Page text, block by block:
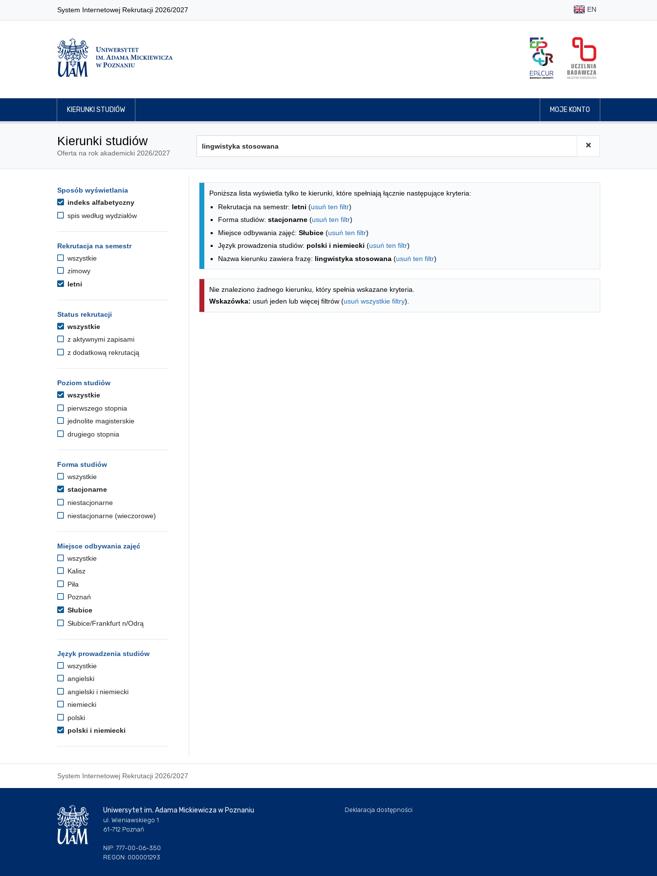
System Internetowej Rekrutacji 2026/2027 EN
KIERUNKI STUDIÓW MOJE KONTO
Kierunki studiów
Oferta na rok akademicki 2026/2027
Opcje filtrowania kierunków studiów
Przejdź do listy kierunków
Sposób wyświetlania
indeks alfabetyczny
spis według wydziałów
Rekrutacja na semestr
wszystkie
zimowy
letni
Status rekrutacji
wszystkie
z aktywnymi zapisami
z dodatkową rekrutacją
Poziom studiów
wszystkie
pierwszego stopnia
jednolite magisterskie
drugiego stopnia
Forma studiów
wszystkie
stacjonarne
niestacjonarne
niestacjonarne (wieczorowe)
Miejsce odbywania zajęć
wszystkie
Kalisz
Piła
Poznań
Słubice
Słubice/Frankfurt n/Odrą
Język prowadzenia studiów
wszystkie
angielski
angielski i niemiecki
niemiecki
polski
polski i niemiecki
Lista kierunków - indeks alfabetyczny
Poniższa lista wyświetla tylko te kierunki, które spełniają łącznie następujące kryteria:
Rekrutacja na semestr: letni (usuń ten filtr)
Forma studiów: stacjonarne (usuń ten filtr)
Miejsce odbywania zajęć: Słubice (usuń ten filtr)
Język prowadzenia studiów: polski i niemiecki (usuń ten filtr)
Nazwa kierunku zawiera frazę: lingwistyka stosowana (usuń ten filtr)
Nie znaleziono żadnego kierunku, który spełnia wskazane kryteria.
Wskazówka: usuń jeden lub więcej filtrów (usuń wszystkie filtry).
System Internetowej Rekrutacji 2026/2027
Uniwersytet im. Adama Mickiewicza w Poznaniu
ul. Wieniawskiego 1
61-712 Poznań
NIP: 777-00-06-350
REGON: 000001293
Deklaracja dostępności